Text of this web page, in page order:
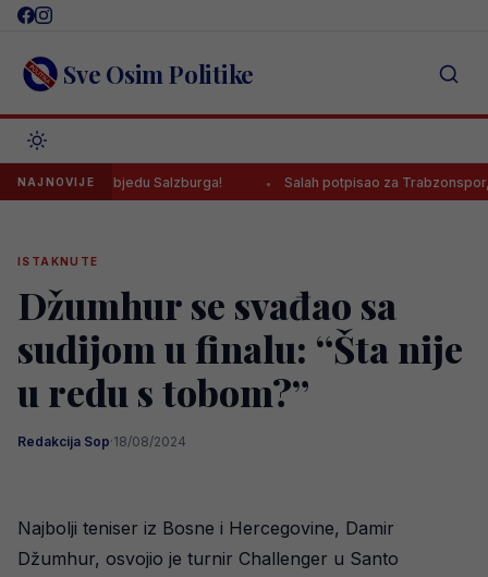
Skip
content Sve Osim Politike
NAJNOVIJE
za pobjedu Salzburga! Salah potpisao za Trabzonspor,
ISTAKNUTE
Džumhur se svađao sa
sudijom u finalu: “Šta nije
u redu s tobom?”
Redakcija Sop·18/08/2024
Najbolji teniser iz Bosne i Hercegovine, Damir
Džumhur, osvojio je turnir Challenger u Santo